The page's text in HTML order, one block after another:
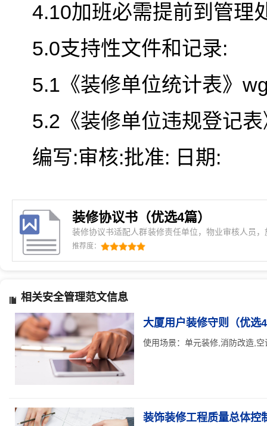
4.10加班必需提前到管理
5.0支持性文件和记录:
5.1《装修单位统计表》
5.2《装修单位违规登记
编写:审核:批准: 日期:
装修协议书（优选4篇）
装修协议书适配人群装修责任单位，物业审核人员
设备加装，墙体改造制定目的怕装修时乱拆墙、乱
推荐度：
相关安全管理范文信息
大厦用户装修守则（优选
使用场景：单元装修,消防改造,空
装饰装修工程质量总体控